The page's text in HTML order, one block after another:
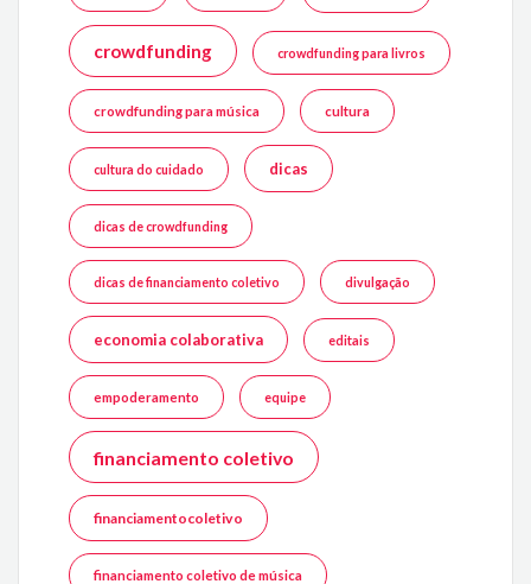
crowdfunding crowdfunding para livros
crowdfunding para música cultura
cultura do cuidado dicas
dicas de crowdfunding
dicas de financiamento coletivo divulgação
economia colaborativa editais
empoderamento equipe
financiamento coletivo
financiamentocoletivo
financiamento coletivo de música